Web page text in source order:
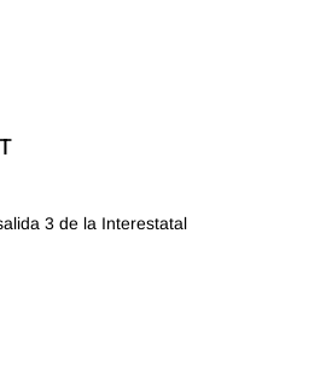
3 de la Interestatal